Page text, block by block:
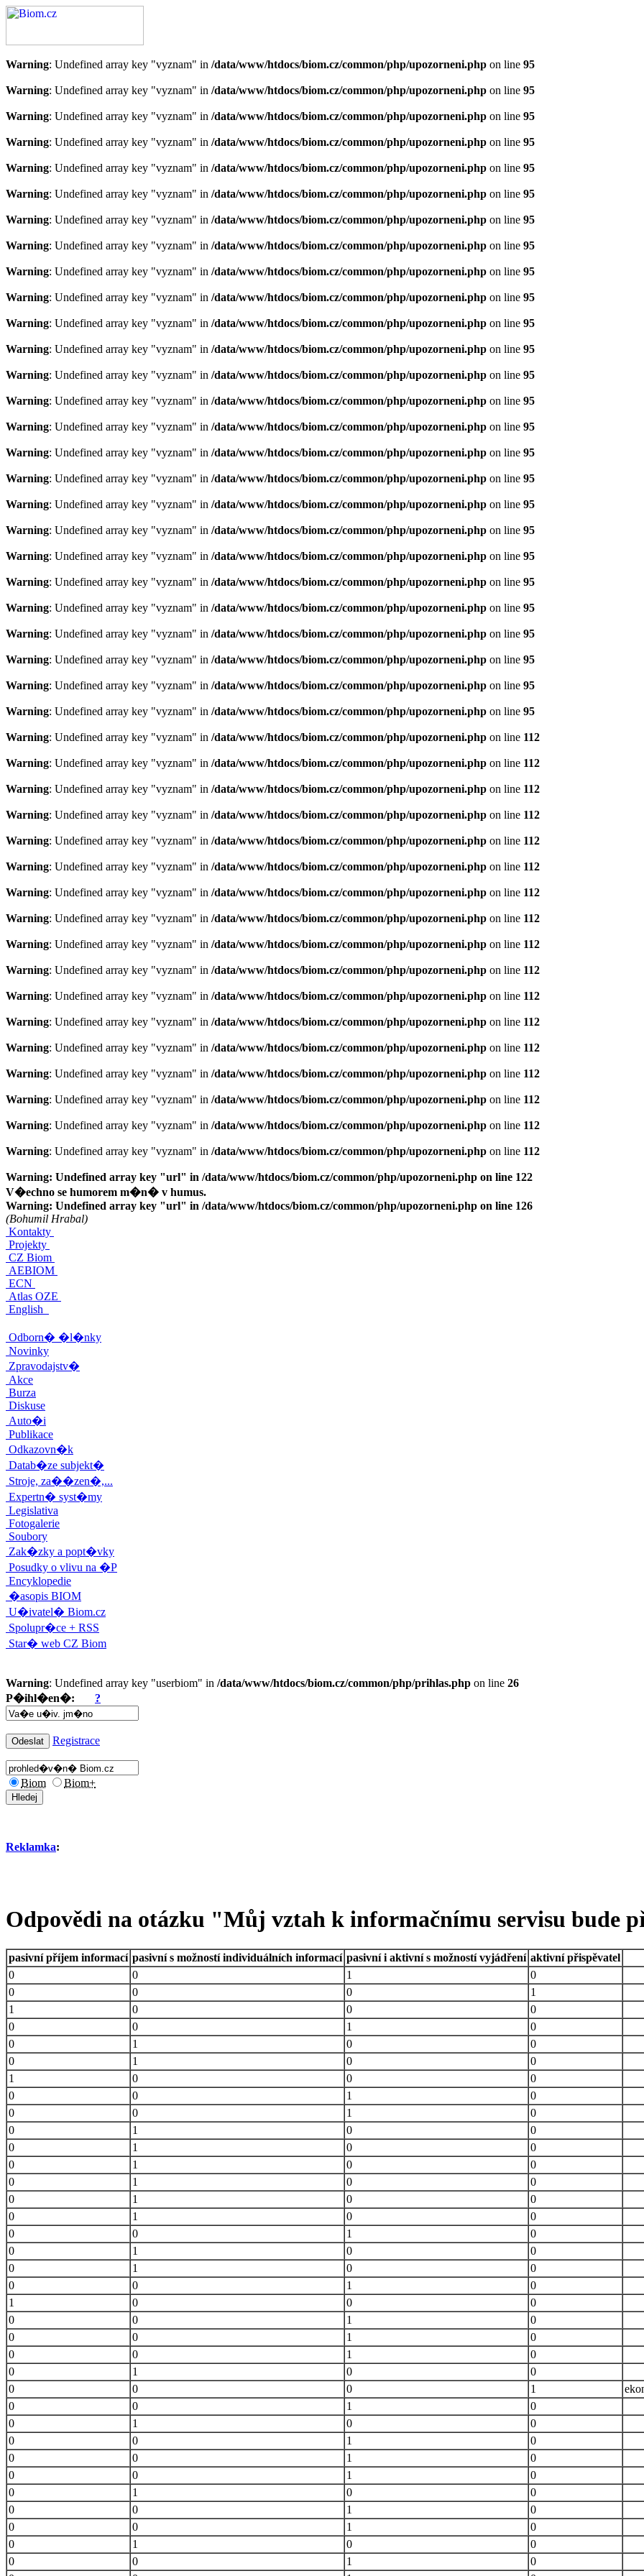
Warning: Undefined array key "vyznam" in /data/www/htdocs/biom.cz/common/php/upozorneni.php on line 95
Warning: Undefined array key "vyznam" in /data/www/htdocs/biom.cz/common/php/upozorneni.php on line 95
Warning: Undefined array key "vyznam" in /data/www/htdocs/biom.cz/common/php/upozorneni.php on line 95
Warning: Undefined array key "vyznam" in /data/www/htdocs/biom.cz/common/php/upozorneni.php on line 95
Warning: Undefined array key "vyznam" in /data/www/htdocs/biom.cz/common/php/upozorneni.php on line 95
Warning: Undefined array key "vyznam" in /data/www/htdocs/biom.cz/common/php/upozorneni.php on line 95
Warning: Undefined array key "vyznam" in /data/www/htdocs/biom.cz/common/php/upozorneni.php on line 95
Warning: Undefined array key "vyznam" in /data/www/htdocs/biom.cz/common/php/upozorneni.php on line 95
Warning: Undefined array key "vyznam" in /data/www/htdocs/biom.cz/common/php/upozorneni.php on line 95
Warning: Undefined array key "vyznam" in /data/www/htdocs/biom.cz/common/php/upozorneni.php on line 95
Warning: Undefined array key "vyznam" in /data/www/htdocs/biom.cz/common/php/upozorneni.php on line 95
Warning: Undefined array key "vyznam" in /data/www/htdocs/biom.cz/common/php/upozorneni.php on line 95
Warning: Undefined array key "vyznam" in /data/www/htdocs/biom.cz/common/php/upozorneni.php on line 95
Warning: Undefined array key "vyznam" in /data/www/htdocs/biom.cz/common/php/upozorneni.php on line 95
Warning: Undefined array key "vyznam" in /data/www/htdocs/biom.cz/common/php/upozorneni.php on line 95
Warning: Undefined array key "vyznam" in /data/www/htdocs/biom.cz/common/php/upozorneni.php on line 95
Warning: Undefined array key "vyznam" in /data/www/htdocs/biom.cz/common/php/upozorneni.php on line 95
Warning: Undefined array key "vyznam" in /data/www/htdocs/biom.cz/common/php/upozorneni.php on line 95
Warning: Undefined array key "vyznam" in /data/www/htdocs/biom.cz/common/php/upozorneni.php on line 95
Warning: Undefined array key "vyznam" in /data/www/htdocs/biom.cz/common/php/upozorneni.php on line 95
Warning: Undefined array key "vyznam" in /data/www/htdocs/biom.cz/common/php/upozorneni.php on line 95
Warning: Undefined array key "vyznam" in /data/www/htdocs/biom.cz/common/php/upozorneni.php on line 95
Warning: Undefined array key "vyznam" in /data/www/htdocs/biom.cz/common/php/upozorneni.php on line 95
Warning: Undefined array key "vyznam" in /data/www/htdocs/biom.cz/common/php/upozorneni.php on line 95
Warning: Undefined array key "vyznam" in /data/www/htdocs/biom.cz/common/php/upozorneni.php on line 95
Warning: Undefined array key "vyznam" in /data/www/htdocs/biom.cz/common/php/upozorneni.php on line 95
Warning: Undefined array key "vyznam" in /data/www/htdocs/biom.cz/common/php/upozorneni.php on line 112
Warning: Undefined array key "vyznam" in /data/www/htdocs/biom.cz/common/php/upozorneni.php on line 112
Warning: Undefined array key "vyznam" in /data/www/htdocs/biom.cz/common/php/upozorneni.php on line 112
Warning: Undefined array key "vyznam" in /data/www/htdocs/biom.cz/common/php/upozorneni.php on line 112
Warning: Undefined array key "vyznam" in /data/www/htdocs/biom.cz/common/php/upozorneni.php on line 112
Warning: Undefined array key "vyznam" in /data/www/htdocs/biom.cz/common/php/upozorneni.php on line 112
Warning: Undefined array key "vyznam" in /data/www/htdocs/biom.cz/common/php/upozorneni.php on line 112
Warning: Undefined array key "vyznam" in /data/www/htdocs/biom.cz/common/php/upozorneni.php on line 112
Warning: Undefined array key "vyznam" in /data/www/htdocs/biom.cz/common/php/upozorneni.php on line 112
Warning: Undefined array key "vyznam" in /data/www/htdocs/biom.cz/common/php/upozorneni.php on line 112
Warning: Undefined array key "vyznam" in /data/www/htdocs/biom.cz/common/php/upozorneni.php on line 112
Warning: Undefined array key "vyznam" in /data/www/htdocs/biom.cz/common/php/upozorneni.php on line 112
Warning: Undefined array key "vyznam" in /data/www/htdocs/biom.cz/common/php/upozorneni.php on line 112
Warning: Undefined array key "vyznam" in /data/www/htdocs/biom.cz/common/php/upozorneni.php on line 112
Warning: Undefined array key "vyznam" in /data/www/htdocs/biom.cz/common/php/upozorneni.php on line 112
Warning: Undefined array key "vyznam" in /data/www/htdocs/biom.cz/common/php/upozorneni.php on line 112
Warning: Undefined array key "vyznam" in /data/www/htdocs/biom.cz/common/php/upozorneni.php on line 112
Warning: Undefined array key "url" in /data/www/htdocs/biom.cz/common/php/upozorneni.php on line 122
V�echno se humorem m�n� v humus.
Warning: Undefined array key "url" in /data/www/htdocs/biom.cz/common/php/upozorneni.php on line 126
(Bohumil Hrabal)
Kontakty
Projekty
CZ Biom
AEBIOM
ECN
Atlas OZE
English
Odborn� �l�nky
Novinky
Zpravodajstv�
Akce
Burza
Diskuse
Auto�i
Publikace
Odkazovn�k
Datab�ze subjekt�
Stroje, za��zen�,...
Expertn� syst�my
Legislativa
Fotogalerie
Soubory
Zak�zky a popt�vky
Posudky o vlivu na �P
Encyklopedie
�asopis BIOM
U�ivatel� Biom.cz
Spolupr�ce + RSS
Star� web CZ Biom
Warning: Undefined array key "userbiom" in /data/www/htdocs/biom.cz/common/php/prihlas.php on line 26
P�ihl�en�: ?
Registrace
Biom Biom+
Reklamka:
Odpovědi na otázku "Můj vztah k informačnímu servisu bude
pasivní příjem informací pasivní s možností individuálních informací pasivní i aktivní s možností vyjádření aktivní přispěvatel
0
0 1
0
0
0 0
1
1
0 0
0
0
0 1
0
0
1 0
0
0
1 0
0
1
0 0
0
0
0 1
0
0
0 1
0
0
1 0
0
0
1 0
0
0
1 0
0
0
1 0
0
0
1 0
0
0
1 0
0
0
0 1
0
0
1 0
0
0
1 0
0
0
0 1
0
1
0 0
0
0
0 1
0
0
0 1
0
0
0 1
0
0
1 0
0
0
0 0 1
0
0 1
0
0
1 0
0
0
0 1
0
0
0 1
0
0
0 1
0
0
1 0
0
0
0 1
0
0
0 1
0
0
1 0
0
0
0 1
0